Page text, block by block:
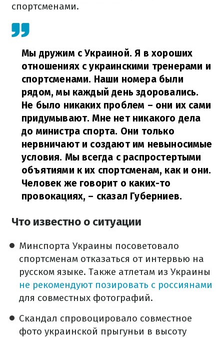
спортсменами.
Мы дружим с Украиной. Я в хороших
отношениях с украинскими тренерами и
спортсменами. Наши номера были
рядом, мы каждый день здоровались.
Не было никаких проблем – они их сами
придумывают. Мне нет никакого дела
до министра спорта. Они только
нервничают и создают им невыносимые
условия. Мы всегда с распростертыми
объятиями к их спортсменам, как и они.
Человек же говорит о каких-то
провокациях, – сказал Губерниев.
Что известно о ситуации
Минспорта Украины посоветовало
спортсменам отказаться от интервью на
русском языке. Также атлетам из Украины
не рекомендуют позировать с россиянами
для совместных фотографий.
Скандал спровоцировало совместное
фото украинской прыгуньи в высоту